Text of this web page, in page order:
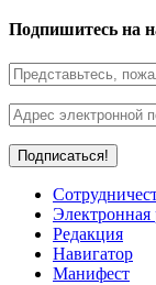
Подпишитесь на
Электронная
Редакция
Навигатор
Манифест